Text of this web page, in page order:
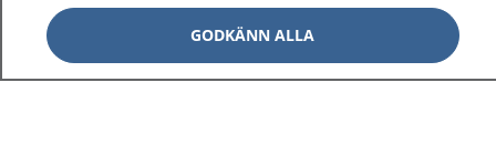
Inställningar för kakor
GODKÄNN ALLA